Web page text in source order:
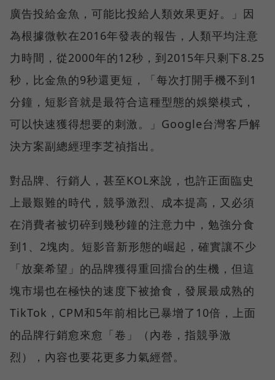
廣告投給金魚，可能比投給人類效果更好。」因
為根據微軟在2016年發表的報告，人類平均注意
力時間，從2000年的12秒，到2015年只剩下8.25
秒，比金魚的9秒還更短，「每次打開手機不到1
分鐘，短影音就是最符合這種型態的娛樂模式，
可以快速獲得想要的刺激。」Google台灣客戶解
決方案副總經理李芝禎指出。
對品牌、行銷人，甚至KOL來說，也許正面臨史
上最艱難的時代，競爭激烈、成本提高，又必須
在消費者被切碎到幾秒鐘的注意力中，勉強分食
到1、2塊肉。短影音新形態的崛起，確實讓不少
「放棄希望」的品牌獲得重回擂台的生機，但這
塊市場也在極快的速度下被搶食，發展最成熟的
TikTok，CPM和5年前相比已暴增了10倍，上面
的品牌行銷愈來愈「卷」（內卷，指競爭激
烈），內容也要花更多力氣經營。